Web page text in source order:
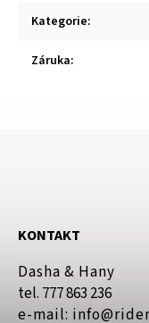
Kategorie:
Záruka:
KONTAKT
Dasha & Hany
tel. 777 863 236
e-mail: